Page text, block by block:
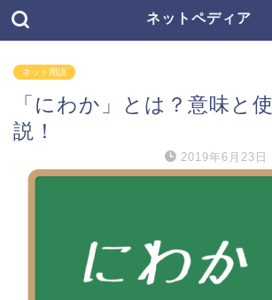
ネットペディア
ネット用語
「にわか」とは？意味と
説！
2019年6月23日